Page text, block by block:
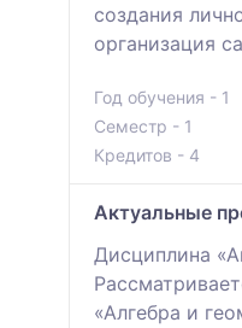
создания
организация
Год обучения - 1
Семестр - 1
Кредитов - 4
Актуальные
Дисциплина
«Алгебра и